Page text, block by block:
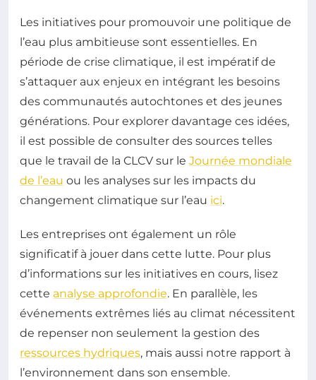
Les initiatives pour promouvoir une politique de
l’eau plus ambitieuse sont essentielles. En
période de crise climatique, il est impératif de
s’attaquer aux enjeux en intégrant les besoins
des communautés autochtones et des jeunes
générations. Pour explorer davantage ces idées,
il est possible de consulter des sources telles
que le travail de la CLCV sur le Journée mondiale
de l’eau ou les analyses sur les impacts du
changement climatique sur l’eau ici.
Les entreprises ont également un rôle
significatif à jouer dans cette lutte. Pour plus
d’informations sur les initiatives en cours, lisez
cette analyse approfondie. En parallèle, les
événements extrêmes liés au climat nécessitent
de repenser non seulement la gestion des
ressources hydriques, mais aussi notre rapport à
l’environnement dans son ensemble.